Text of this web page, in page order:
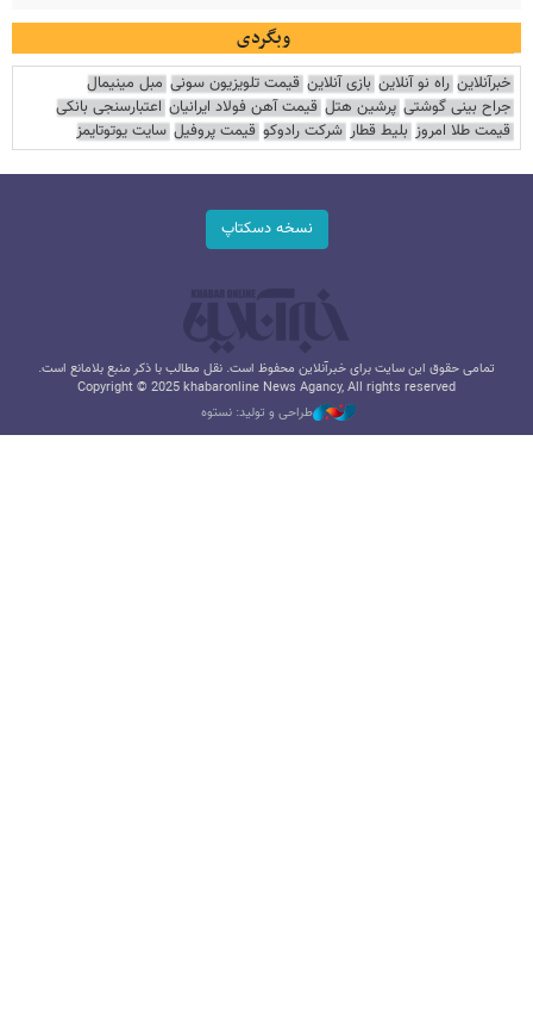
وبگردی
خبرآنلاین راه نو آنلاین بازی آنلاین قیمت تلویزیون سونی مبل مینیمال
جراح بینی گوشتی پرشین هتل قیمت آهن فولاد ایرانیان اعتبارسنجی بانکی
قیمت طلا امروز بلیط قطار شرکت رادوکو قیمت پروفیل سایت یوتوتایمز
نسخه دسکتاپ
تمامی حقوق این سایت برای خبرآنلاین محفوظ است. نقل مطالب با ذکر منبع بلامانع است.
Copyright © 2025 khabaronline News Agancy, All rights reserved
طراحی و تولید: نستوه